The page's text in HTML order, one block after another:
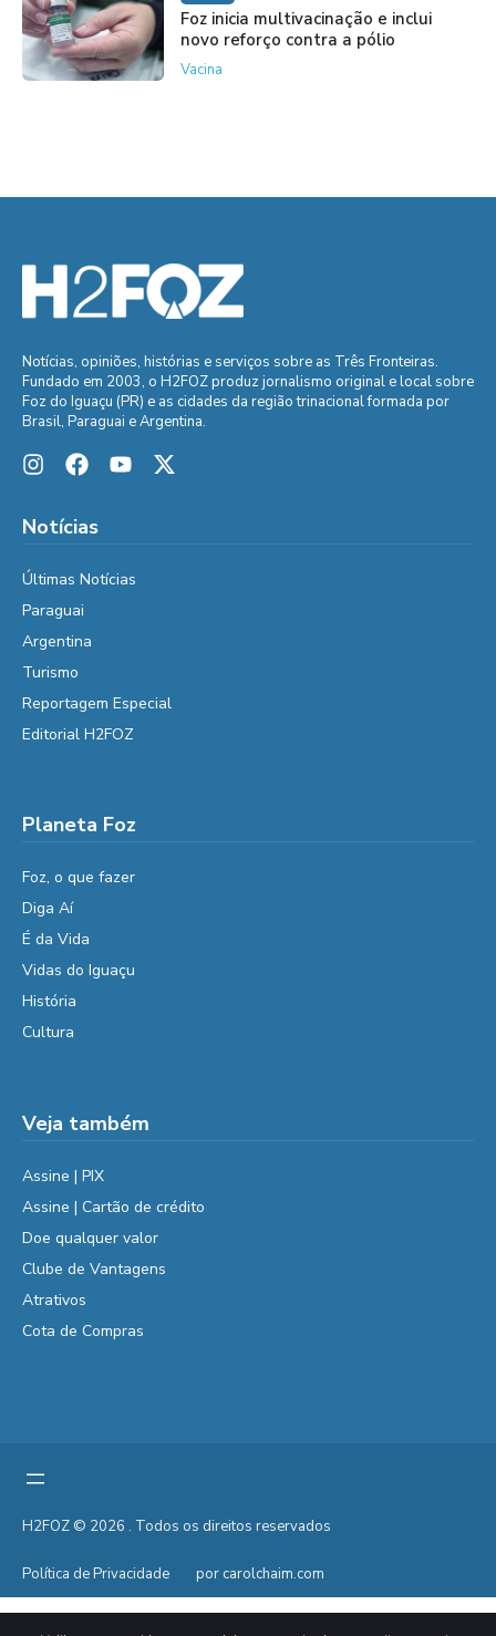
Foz inicia multivacinação e inclui
novo reforço contra a pólio
Vacina
Notícias, opiniões, histórias e serviços sobre as Três Fronteiras.
Fundado em 2003, o H2FOZ produz jornalismo original e local sobre
Foz do Iguaçu (PR) e as cidades da região trinacional formada por
Brasil, Paraguai e Argentina.
Notícias
Últimas Notícias
Paraguai
Argentina
Turismo
Reportagem Especial
Editorial H2FOZ
Planeta Foz
Foz, o que fazer
Diga Aí
É da Vida
Vidas do Iguaçu
História
Cultura
Veja também
Assine | PIX
Assine | Cartão de crédito
Doe qualquer valor
Clube de Vantagens
Atrativos
Cota de Compras
H2FOZ © 2026 . Todos os direitos reservados
Política de Privacidade por carolchaim.com